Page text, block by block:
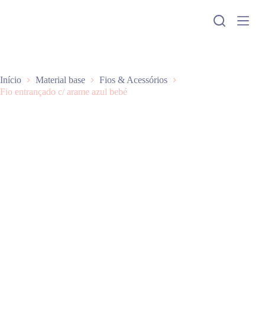
a
r
a
Início Material base
Fios & Acessórios
Fio entrançado c/ arame azul bebé